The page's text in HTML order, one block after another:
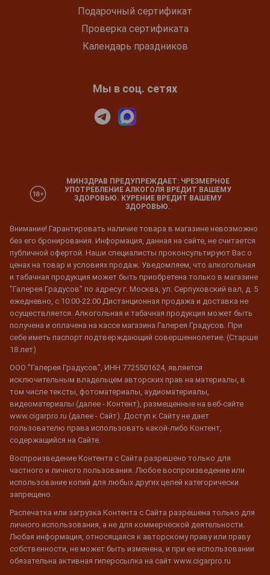
Подарочный сертификат
Проверка сертификата
Календарь праздников
Мы в соц. сетях
МИНЗДРАВ ПРЕДУПРЕЖДАЕТ: ЧРЕЗМЕРНОЕ
УПОТРЕБЛЕНИЕ АЛКОГОЛЯ ВРЕДИТ ВАШЕМУ
ЗДОРОВЬЮ. КУРЕНИЕ ВРЕДИТ ВАШЕМУ
ЗДОРОВЬЮ.
Внимание! Гарантировать наличие товара в магазине невозможно
без его бронирования. Информация, данная на сайте, не считается
публичной офертой. Наши специалисты проконсультируют Вас о
ценах на товар и условиях продаж. Уведомляем, что алкогольная
и табачная продукция может быть приобретена только в магазине
"Галерея Градусов" по адресу г. Москва, ул. Серпуховский вал, д. 5
ежедневно, с 10:00-22:00 Дистанционная продажа и доставка не
осуществляется. Алкогольная и табачная продукция может быть
получена и оплачена на кассе магазина Галерея Градусов. При
себе иметь паспорт подтверждающий совершеннолетие. (Старше
18 лет)
ООО "Галерея Градусов", ИНН 7725501624, является
исключительным владельцем авторских прав на материалы, в
том числе тексты, фотоматериалы, аудиоматериалы,
видеоматериалы (далее - Контент), размещенные на веб-сайте
www.cigarpro.ru (далее - Сайт). Доступ к Сайту не дает
пользователю права использовать какой-либо Контент,
содержащийся на Сайте.
Воспроизведение Контента с Сайта разрешено только для
частного и личного пользования. Любое воспроизведение или
использование копий для любых других целей категорически
запрещено.
Распечатка или загрузка Контента с Сайта разрешена только для
личного использования, а не для коммерческой деятельности.
Любая информация, относящаяся к авторскому праву или праву
собственности, не может быть изменена, и при ее использовании
обязательна активная гиперссылка на сайт www.cigarpro.ru